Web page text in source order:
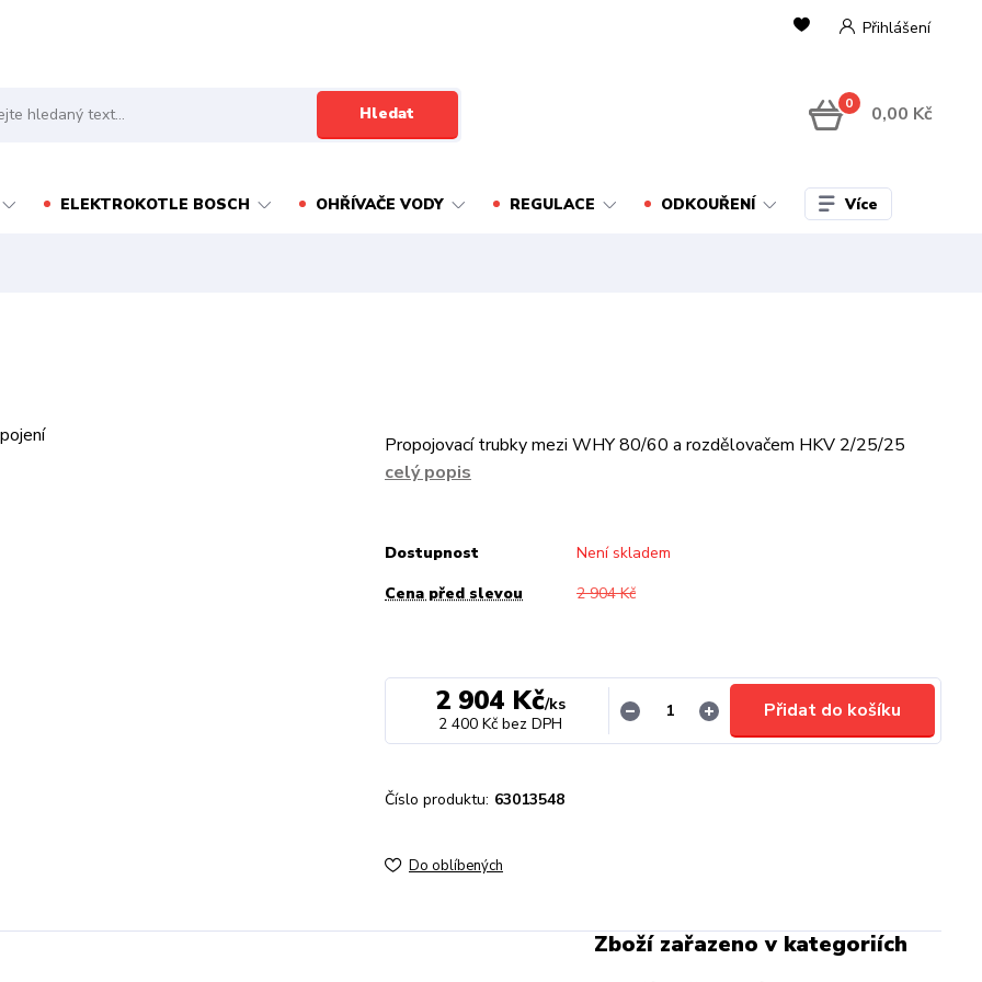
Přihlášení
Hledat 0 0,00 Kč
ELEKTROKOTLE BOSCH OHŘÍVAČE VODY REGULACE ODKOUŘENÍ Více
Propojovací trubky mezi WHY 80/60 a rozdělovačem HKV 2/25/25
celý popis
Dostupnost
Není skladem
Cena před slevou
2 904 Kč
2 904 Kč/ks
2 400 Kč bez DPH
Přidat do košíku
Číslo produktu: 63013548
Do oblíbených
Zboží zařazeno v kategoriích